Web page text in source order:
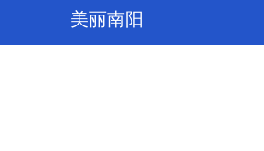
美丽南阳